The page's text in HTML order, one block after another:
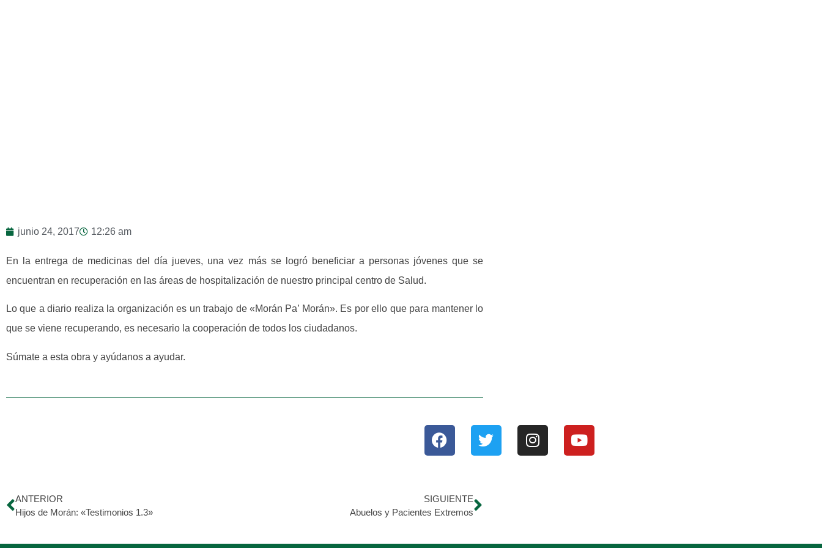
junio 24, 2017 12:26 am
En la entrega de medicinas del día jueves, una vez más se logró beneficiar a personas jóvenes que se
encuentran en recuperación en las áreas de hospitalización de nuestro principal centro de Salud.
Lo que a diario realiza la organización es un trabajo de «Morán Pa’ Morán». Es por ello que para mantener lo
que se viene recuperando, es necesario la cooperación de todos los ciudadanos.
Súmate a esta obra y ayúdanos a ayudar.
ANTERIOR
Hijos de Morán: «Testimonios 1.3»
SIGUIENTE
Abuelos y Pacientes Extremos